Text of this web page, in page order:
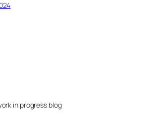
in progress blog